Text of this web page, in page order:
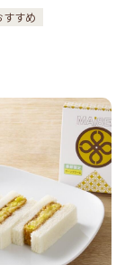
すすめ